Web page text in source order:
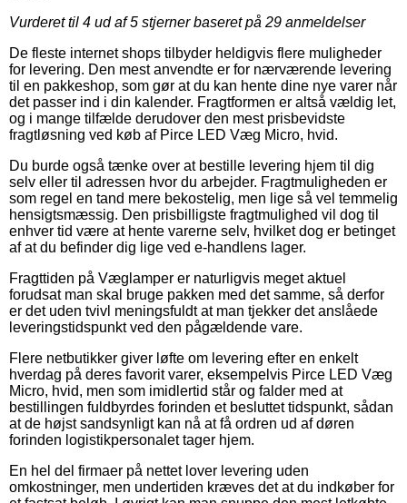
Vurderet til 4 ud af 5 stjerner baseret på 29 anmeldelser
De fleste internet shops tilbyder heldigvis flere muligheder
for levering. Den mest anvendte er for nærværende levering
til en pakkeshop, som gør at du kan hente dine nye varer når
det passer ind i din kalender. Fragtformen er altså vældig let,
og i mange tilfælde derudover den mest prisbevidste
fragtløsning ved køb af Pirce LED Væg Micro, hvid.
Du burde også tænke over at bestille levering hjem til dig
selv eller til adressen hvor du arbejder. Fragtmuligheden er
som regel en tand mere bekostelig, men lige så vel temmelig
hensigtsmæssig. Den prisbilligste fragtmulighed vil dog til
enhver tid være at hente varerne selv, hvilket dog er betinget
af at du befinder dig lige ved e-handlens lager.
Fragttiden på Væglamper er naturligvis meget aktuel
forudsat man skal bruge pakken med det samme, så derfor
er det uden tvivl meningsfuldt at man tjekker det anslåede
leveringstidspunkt ved den pågældende vare.
Flere netbutikker giver løfte om levering efter en enkelt
hverdag på deres favorit varer, eksempelvis Pirce LED Væg
Micro, hvid, men som imidlertid står og falder med at
bestillingen fuldbyrdes forinden et besluttet tidspunkt, sådan
at de højst sandsynligt kan nå at få ordren ud af døren
forinden logistikpersonalet tager hjem.
En hel del firmaer på nettet lover levering uden
omkostninger, men undertiden kræves det at du indkøber for